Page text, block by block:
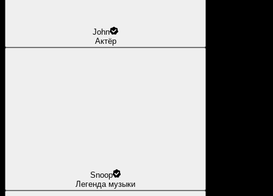
John
Актёр
Snoop
Легенда музыки